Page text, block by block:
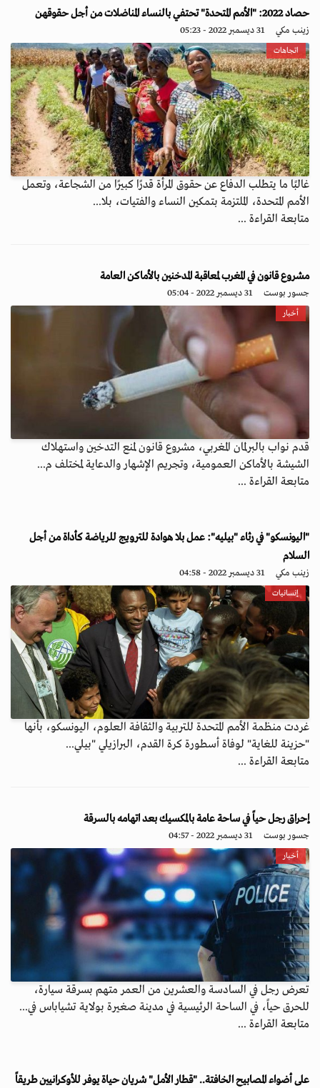
حصاد 2022: "الأمم المتحدة" تحتفي بالنساء المناضلات من أجل حقوقهن
زينب مكي 31 ديسمبر 2022 - 05:23
اتجاهات
غالبًا ما يتطلب الدفاع عن حقوق المرأة قدرًا كبيرًا من الشجاعة، وتعمل
الأمم المتحدة، الملتزمة بتمكين النساء والفتيات، بلا...
متابعة القراءة ...
مشروع قانون في المغرب لمعاقبة المدخنين بالأماكن العامة
جسور بوست 31 ديسمبر 2022 - 05:04
أخبار
قدم نواب بالبرلمان المغربي، مشروع قانون لمنع التدخين واستهلاك
الشيشة بالأماكن العمومية، وتجريم الإشهار والدعاية لمختلف م...
متابعة القراءة ...
"اليونسكو" في رثاء "بيليه": عمل بلا هوادة للترويج للرياضة كأداة من أجل
السلام
زينب مكي 31 ديسمبر 2022 - 04:58
إنسانيات
غردت منظمة الأمم المتحدة للتربية والثقافة العلوم، اليونسكو، بأنها
"حزينة للغاية" لوفاة أسطورة كرة القدم، البرازيلي "بيلي...
متابعة القراءة ...
إحراق رجل حياً في ساحة عامة بالمكسيك بعد اتهامه بالسرقة
جسور بوست 31 ديسمبر 2022 - 04:57
أخبار
تعرض رجل في السادسة والعشرين من العمر متهم بسرقة سيارة،
للحرق حياً، في الساحة الرئيسية في مدينة صغيرة بولاية تشياباس في...
متابعة القراءة ...
على أضواء المصابيح الخافتة.. "قطار الأمل" شريان حياة يوفر للأوكرانيين طريقاً